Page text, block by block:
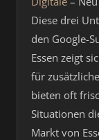
Diese drei
den Google-
Essen zeigt
für
bieten oft
Situationen
Markt von